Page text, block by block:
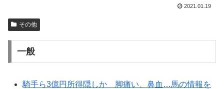
2021.01.19
その他
一般
騎手ら3億円所得隠しか 脚痛い、鼻血…馬の情報を